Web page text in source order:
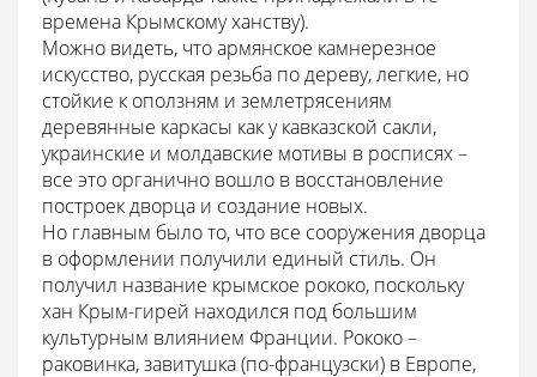
времена Крымскому ханству).
Можно видеть, что армянское камнерезное
искусство, русская резьба по дереву, легкие, но
стойкие к оползням и землетрясениям
деревянные каркасы как у кавказской сакли,
украинские и молдавские мотивы в росписях –
все это органично вошло в восстановление
построек дворца и создание новых.
Но главным было то, что все сооружения дворца
в оформлении получили единый стиль. Он
получил название крымское рококо, поскольку
хан Крым-гирей находился под большим
культурным влиянием Франции. Рококо –
раковинка, завитушка (по-французски) в Европе,